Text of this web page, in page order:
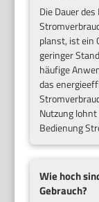
Die Dauer
planst, ist ein
geringer
häufige
das
Nutzung
Bedienung
Wie hoch
Gebrauch?